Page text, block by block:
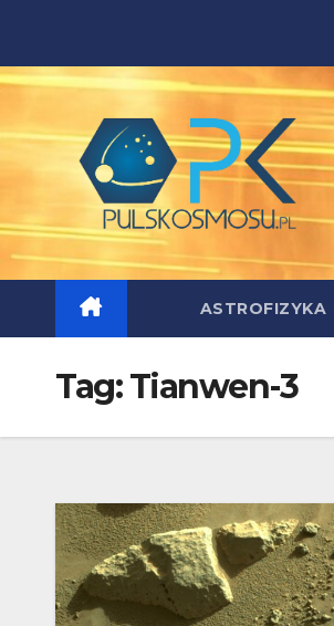
content
ASTROFIZYKA
Tag:Tianwen-3